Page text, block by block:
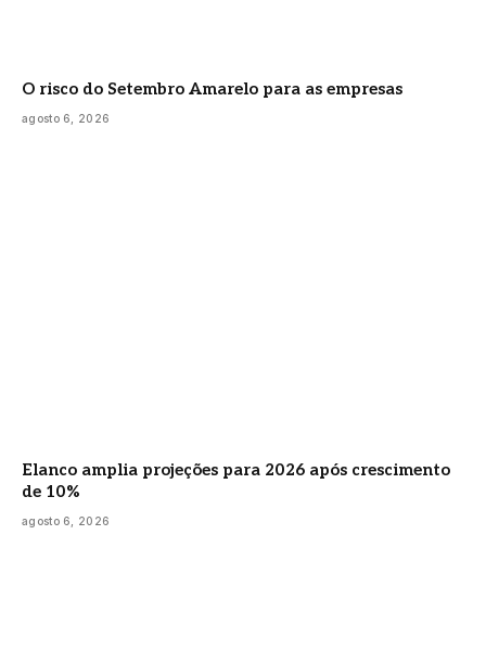
O risco do Setembro Amarelo para as empresas
agosto 6, 2026
Elanco amplia projeções para 2026 após crescimento
de 10%
agosto 6, 2026